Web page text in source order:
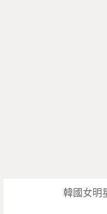
韓國女明